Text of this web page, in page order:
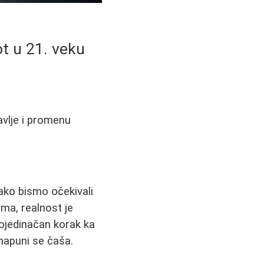
u 21. veku
i promenu
bismo očekivali
realnost je
korak ka
se čaša.